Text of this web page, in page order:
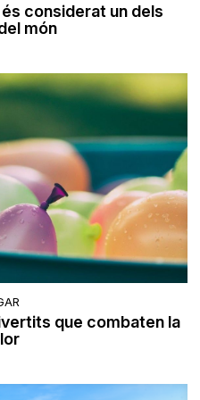
considerat un dels
món
que combaten la